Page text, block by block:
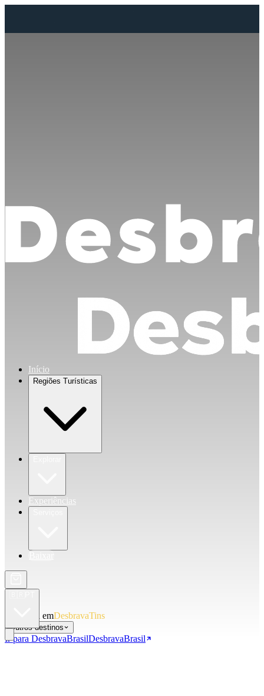
Você está emDesbravaTins
Outros destinos
Ir para DesbravaBrasilDesbravaBrasil
Início
Regiões Turísticas
Experiências